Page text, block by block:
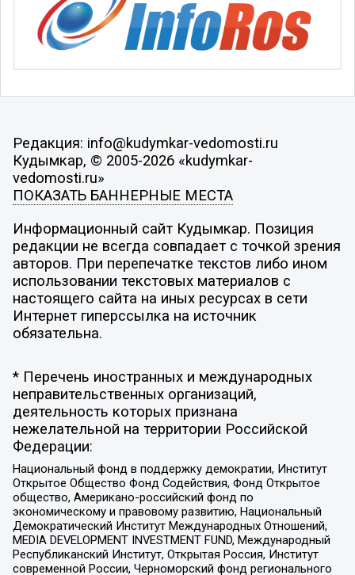
Редакция: info@kudymkar-vedomosti.ru
Кудымкар, © 2005-2026 «kudymkar-
vedomosti.ru»
ПОКАЗАТЬ БАННЕРНЫЕ МЕСТА
Информационный сайт Кудымкар. Позиция
редакции не всегда совпадает с точкой зрения
авторов. При перепечатке текстов либо ином
использовании текстовых материалов с
настоящего сайта на иных ресурсах в сети
Интернет гиперссылка на источник
обязательна.
* Перечень иностранных и международных
неправительственных организаций,
деятельность которых признана
нежелательной на территории Российской
Федерации:
Национальный фонд в поддержку демократии, Институт
Открытое Общество Фонд Содействия, Фонд Открытое
общество, Американо-российский фонд по
экономическому и правовому развитию, Национальный
Демократический Институт Международных Отношений,
MEDIA DEVELOPMENT INVESTMENT FUND, Международный
Республиканский Институт, Открытая Россия, Институт
современной России, Черноморский фонд регионального